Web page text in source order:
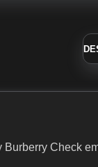
Check